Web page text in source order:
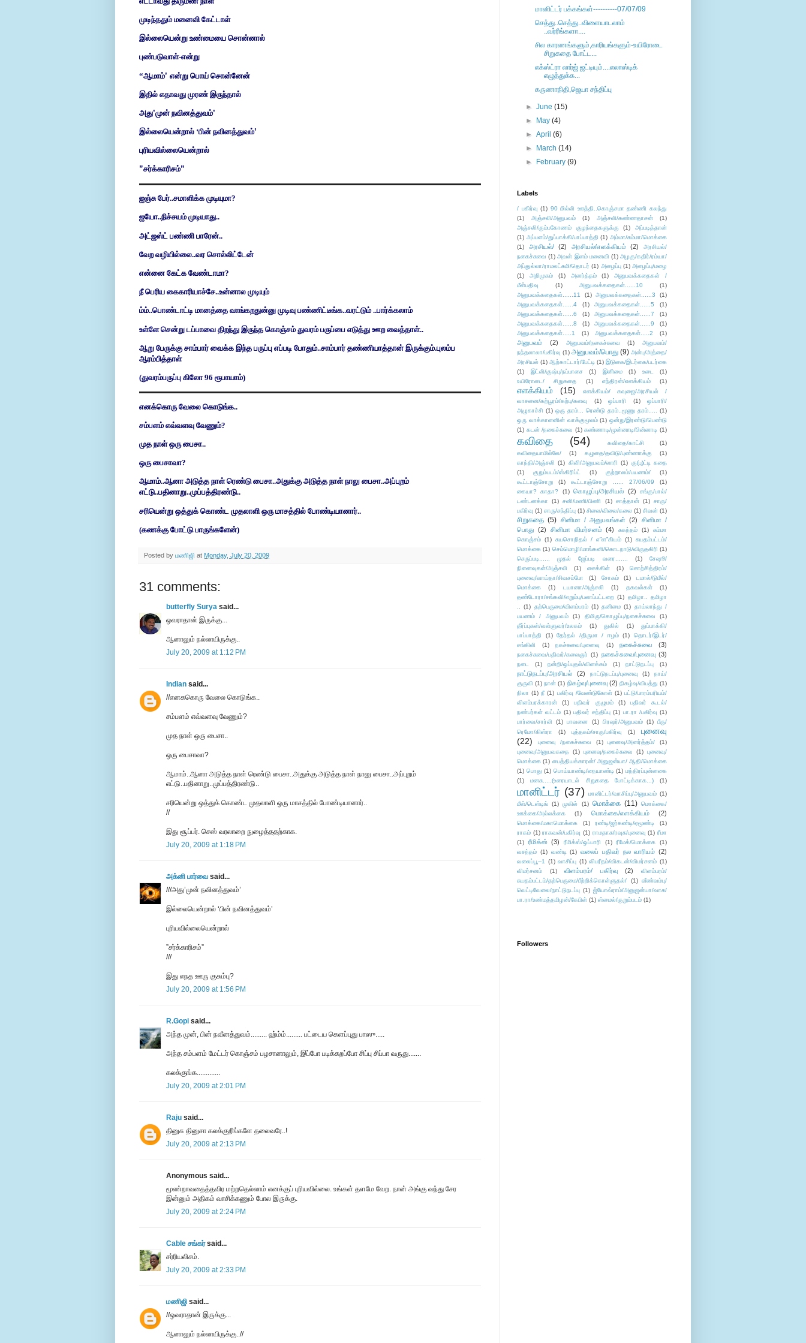
முடிந்ததும் மனைவி கேட்டாள்
இல்லையென்று உண்மையை சொன்னால்
புண்படுவாள்-என்று
“ஆமாம்’ என்று பொய் சொன்னேன்
இதில் எதாவது முரண் இருந்தால்
அது’முன் நவினத்துவம்’
இல்லையென்றால் ‘பின் நவினத்துவம்’
புரியவில்லையென்றால்
”சர்க்காரிசம்”
ஐஞ்சு பேர்..சமாளிக்க முடியுமா?
ஐயோ..நிச்சயம் முடியாது..
அட்ஜஸ்ட் பண்ணி பாரேன்..
வேற வழியில்லை..வர சொல்லிட்டேன்
என்னை கேட்க வேண்டாமா?
நீ பெரிய கைகாரியாச்சே..உன்னால முடியும்
ம்ம்..பொண்டாட்டி மானத்தை வாங்கறதுன்னு முடிவு பண்ணிட்டீங்க..வரட்டும் ..பார்க்கலாம்
உள்ளே சென்று டப்பாவை திறந்து இருந்த கொஞ்சம் துவரம் பருப்பை எடுத்து ஊற வைத்தாள்..
ஆறு பேருக்கு சாம்பார் வைக்க இந்த பருப்பு எப்படி போதும்..சாம்பார் தண்ணியாத்தான் இருக்கும்.புலம்ப
ஆரம்பித்தாள்
(துவரம்பருப்பு கிலோ 96 ரூபாயாம்)
எனக்கொரு வேலை கொடுங்க..
சம்பளம் எவ்வளவு வேணும்?
முத நாள் ஒரு பைசா..
ஒரு பைசாவா?
ஆமாம்..ஆனா அடுத்த நாள் ரெண்டு பைசா..அதுக்கு அடுத்த நாள் நாலு பைசா..அப்புறம்
எட்டு..பதினாறு..முப்பத்திரண்டு..
சரியென்று ஒத்துக் கொண்ட முதலாளி ஒரு மாசத்தில் போண்டியானார்..
(கணக்கு போட்டு பாருங்களேன்)
Posted by மணிஜி at Monday, July 20, 2009
31 comments:
butterfly Surya said...
ஒவராதான் இருக்கு...
ஆனாலும் நல்லாயிருக்கு..
July 20, 2009 at 1:12 PM
Indian said...
//எனககொரு வேலை கொடுங்க..
சம்பளம் எவ்வளவு வேணும்?
முத நாள் ஒரு பைசா..
ஒரு பைசாவா?
ஆமாம்..ஆனா அடுத்த நாள் ரெண்டு பைசா..அதுக்கு அடுத்த நாள் நாலு பைசா..அப்புறம்
எட்டு..பதினாறு..முப்பத்திரண்டு..
சரியென்று ஒத்துக் கொண்ட முதலாளி ஒரு மாசத்தில் போண்டியானார்..
//
இது சூப்பர். செஸ் வரலாறை நுழைத்ததற்காக.
July 20, 2009 at 1:18 PM
அக்னி பார்வை said...
///அது’முன் நவினத்துவம்’
இல்லையென்றால் ‘பின் நவினத்துவம்’
புரியவில்லையென்றால்
”சர்க்காரிசம்”
///
இது எநத ஊரு குசும்பு?
July 20, 2009 at 1:56 PM
R.Gopi said...
அந்த முன், பின் நவீனத்துவம்......... ஹ்ம்ம்......... பட்டைய கெளப்புது பாஸு.....
அந்த சம்பளம் மேட்டர் கொஞ்சம் பழசானாலும், இப்போ படிக்கறப்போ சிப்பு சிப்பா வருது.......
கலக்குங்க.............
July 20, 2009 at 2:01 PM
Raju said...
தினுசு தினுசா கலக்குறீங்களே தலைவரே..!
July 20, 2009 at 2:13 PM
Anonymous said...
மூண்றாவதைத்தவிர மற்றதெல்லாம் எனக்குப் புரியவில்லை. உங்கள் தளமே வேற. நான் அங்கு வந்து சேர
இன்னும் அதிகம் வாசிக்கணும் போல இருக்கு.
July 20, 2009 at 2:24 PM
Cable சங்கர்said...
சர்ரியலிசம்.
July 20, 2009 at 2:33 PM
மணிஜி said...
//ஒவராதான் இருக்கு...
ஆனாலும் நல்லாயிருக்கு..//
மானிட்டர் பக்கங்கள்----------07/07/09
செத்து..செத்து..விளையாடலாம்
..வர்ரீங்களா....
சில காரணங்களும்,காரியங்களும்-உயிரோடை
சிறுகதை போட்ட...
எக்ஸ்ட்ரா லார்ஜ் ஜட்டியும்....எலாஸ்டிக்
எழுத்துக்க...
கருணாநிதி,ஜெயா சந்திப்பு
►June(15)
►
May(4)
►April(6)
►
March(14)
►
February(9)
Labels
/ பகிர்வு (1) 90 மில்லி ஊத்தி..கொஞ்சமா தண்ணி கலந்து
(1)
அஞ்சலி/அனுபவம் (1) அஞ்சலி/கண்ணதாசன்
(1)
அஞ்சலி/கும்பகோணம் குழந்தைகளுக்கு
(1)
அப்படித்தான்
(1) அப்பளம்/துப்பாக்கி/பாப்பாத்தி (1) அம்மா/சும்மா/மொக்கை
(1)
அரசியல்/ (2) அரசியல்/எளக்கியம் (2)
அரசியல்/
நகைச்சுவை (1) அவள் இளம் மனைவி (1) அழகு/கதிர்/ரம்யா/
அப்துல்லா/ராமலட்சுமி/தொடர் (1) அழைப்பு (1) அழைப்பு/மழை
(1)
அறிமுகம் (1) அனர்த்தம் (1)
அனுபவக்கதைகள் /
மீள்பதிவு
(1) அனுபவக்கதைகள்......10
(1)
அனுபவக்கதைகள்......11
(1) அனுபவக்கதைகள்......3
(1)
அனுபவக்கதைகள்......4
(1) அனுபவக்கதைகள்......5
(1)
அனுபவக்கதைகள்......6
(1) அனுபவக்கதைகள்......7
(1)
அனுபவக்கதைகள்......8
(1) அனுபவக்கதைகள்......9
(1)
அனுபவக்கதைகள்.....1
(1) அனுபவக்கதைகள்.....2 (1)
அனுபவம் (2) அனுபவம்/நகைச்சுவை (1)
அனுபவம்/
நந்தலாலா/பகிர்வு (1) அனுபவம்/பொது (9) அன்பு/அத்தை/
அரசியல் (1) ஆற்காட்டார்/பேட்டி (1) இடுகை/இடர்கை/படர்கை
(1)
இட்லி/குஷ்பு/நப்பாசை (1) இனிமை (1) உடை
(1)
உயிரோடை/ சிறுகதை
(1) எந்திரன்/எளக்கியம் (1)
எளக்கியம் (15)
எளக்கியம்/ கவுஜை/அரசியல் /
வாசனை/கற்பூரம்/கற்பு/களவு
(1) ஒப்பாரி (1)
ஒப்பாரி/
அழுகாச்சி (1) ஒரு தரம்... ரெண்டு தரம்..மூணு தரம்..... (1)
ஒரு வாக்காளனின் வாக்குமூலம் (1) ஒன்று/இரண்டு/பெண்டு
(1) கடன் /நகைச்சுவை (1) கண்ணாடி/முன்னாடி/பின்னாடி (1)
கவிதை (54) கவிதை/காட்சி
(1)
கவிதையாமில்லே/
(1) கழுதை/தவிடு/புண்ணாக்கு
(1)
காந்தி/அஞ்சலி (1) கிளி/அனுபவம்/லாரி (1) கு(பு)ட்டி கதை
(1)
குறும்படம்/ஸ்கிரிப்ட் (1) குற்றாலம்/பயணம்/
(1)
கூட்டாஞ்சோறு
(1) கூட்டாஞ்சோறு ...... 27/06/09
(1)
கையா? காதா?
(1) கொழுப்பு/அரசியல் (2)
சங்கு/பால்/
டண்டனக்கா
(1) சனி/மணி/பிணி (1) சாத்தான் (1) சாரு/
பகிர்வு (1) சாரு/சந்திப்பு (1) சிலை/விலை/கலை (1) சிவன் (1)
சிறுகதை (5) சினிமா / அனுபவங்கள் (2)
சினிமா /
பொது (2) சினிமா விமர்சனம் (4) சுகந்தம் (1)
சும்மா
கொஞ்சம் (1) சுயசொறிதல் / எ”ள”கியம் (1) சுயதம்பட்டம்/
மொக்கை (1) செம்மொழி/மாங்கனி/கொடநாடு/விருதகிரி (1)
செருப்படி...... முதல் ஜேப்படி வரை.......
(1)
சேஷூ/
நினைவுகள்/அஞ்சலி
(1) சைக்கிள் (1)
சொற்சித்திரம்/
புனைவு/வாய்தா/சிவசம்போ
(1) சோகம் (1)
டமால்/டுமீல்/
மொக்கை
(1) டயானா/அஞ்சலி (1) தகவல்கள்
(1)
தண்டோரா/சங்கவி/எறும்பு/பலாப்பட்டறை (1) தமிழா.. தமிழா
.. (1) தற்பெருமை/விளம்பரம் (1) தனிமை (1) தாய்லாந்து /
பயணம் / அனுபவம்
(1) திமிரு/கொழுப்பு/நகைச்சுவை
(1)
தீர்ப்புகள்/வள்ளுவர்/உலகம்
(1) துகில் (1)
துப்பாக்கி/
பாப்பாத்தி
(1) தேர்தல் /திருமா / ஈழம் (1)
தொடர்/இடர்/
சங்கிலி
(1) நகச்சுவை/புனைவு (1) நகைச்சுவை (3)
நகைச்சுவை/பதிவர்/கலைஞர் (1) நகைச்சுவை/புனைவு (3)
நடை (1) நன்றி/ஒப்புதல்/விளக்கம் (1) நாட்டுநடப்பு (1)
நாட்டுநடப்பு/அரசியல் (2) நாட்டுநடப்பு/புனைவு (1)
நாய்/
குருவி (1) நான் (1) நிகழ்வு/புனைவு (2) நிகழ்வு/விபத்து (1)
நிலா (1) நீ (1) பகிர்வு /வேண்டுகோள் (1) பட்டு/பாரம்பரியம்/
விளம்பரக்காரன்
(1) பதிவர் குழுமம் (1)
பதிவர் கூடல்/
நண்பர்கள் வட்டம் (1) பதிவர் சந்திப்பு (1) பா.ரா /பகிர்வு (1)
பார்வை/சார்லி
(1) பாவனை (1) பிரஷர்/அனுபவம் (1) பீரு/
ரெமோ/கிஸ்ரா
(1) புத்தகம்/சாரு/பகிர்வு (1)
புனைவு
(22)
புனைவு /நகைச்சுவை (1) புனைவு/அனர்த்தம்/
(1)
புனைவு/அனுபவகதை (1) புனைவு/நகைச்சுவை (1) புனைவு/
மொக்கை (1) பைத்தியக்காரன்/ அனுஜன்யா/ ஆதி/மொக்கை
(1) பொது (1) பொய்யாண்டி/நையாண்டி (1) மந்திரப்புன்னகை
(1)
மனசு.....(உரையாடல் சிறுகதை போட்டிக்காக...) (1)
மானிட்டர் (37) மானிட்டர்/வாசிப்பு/அனுபவம் (1)
மீள்/டெஸ்டிங் (1) முகில் (1) மொக்கை (11) மொக்கை/
ஊக்கை/அல்லக்கை
(1) மொக்கை/எளக்கியம் (2)
மொக்கை/மகாமொக்கை (1) ரண்டி/ஜர்கண்டி/ஏமூண்டி
(1)
ராகம் (1) ராகவன்/பகிர்வு (1) ராமதாசு/ரவுசு/புனைவு (1) ரீமா
(1)
ரீமிக்ஸ் (3) ரீமிக்ஸ்/ஒப்பாரி (1) ரீமேக்/மொக்கை
(1)
வசந்தம் (1) வண்டி (1) வலைப் பதிவர் நல வாரியம் (2)
வலைப்பூ--1 (1) வாசிப்பு (1) விபரீதம்/விகடன்/விமர்சனம் (1)
விமர்சனம்
(1) விளம்பரம்/ பகிர்வு (2)
விளம்பரம்/
சுயதம்பட்டம்/தற்பெருமை/பீற்றிக்கொள்ளுதல்/
(1) வீண்வம்பு/
வெட்டிவேலை/நாட்டுநடப்பு (1) ஜ்யோவ்ராம்/அனுஜன்யா/வாசு/
பா.ரா/உண்மத்தமிழன்/கேபிள் (1) ஸ்மைல்/குறும்படம் (1)
Followers